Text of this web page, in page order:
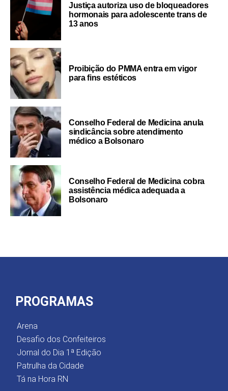
Justiça autoriza uso de bloqueadores
hormonais para adolescente trans de
13 anos
Proibição do PMMA entra em vigor
para fins estéticos
Conselho Federal de Medicina anula
sindicância sobre atendimento
médico a Bolsonaro
Conselho Federal de Medicina cobra
assistência médica adequada a
Bolsonaro
PROGRAMAS
Arena
Desafio dos Confeiteiros
Jornal do Dia 1ª Edição
Patrulha da Cidade
Tá na Hora RN